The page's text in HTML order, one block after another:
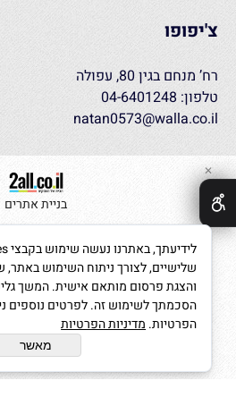
צ'יפופו
רח’ מנחם בגין 80, עפולה
טלפון: 04-6401248
natan0573@walla.co.il
בניית אתרים
✕
שלישיים, לצורך ניתוח השימוש באתר,
והצגת פרסום מותאם אישית. המשך
הסכמתך לשימוש זה. לפרטים נוספים
הפרטיות. מדיניות הפרטיות
מאשר